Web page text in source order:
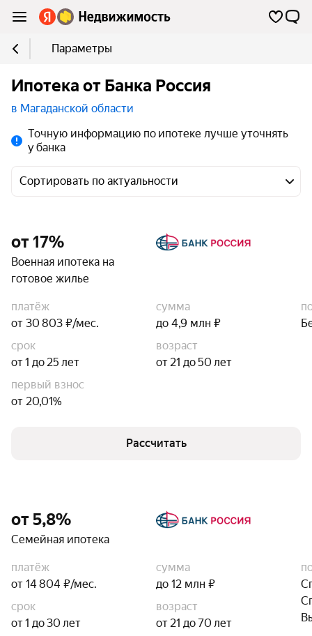
Параметры
Ипотека от Банка Россия
в Магаданской области
Точную информацию по ипотеке лучше уточнять
у банка
Сортировать по актуальности
от 17%
Военная ипотека на
готовое жилье
платёж
от 30 803 ₽/мес.
сумма
до 4,9 млн ₽
срок
от 1 до 25 лет
возраст
от 21 до 50 лет
первый взнос
от 20,01%
Рассчитать
от 5,8%
Семейная ипотека
платёж
от 14 804 ₽/мес.
сумма
до 12 млн ₽
срок
от 1 до 30 лет
возраст
от 21 до 70 лет